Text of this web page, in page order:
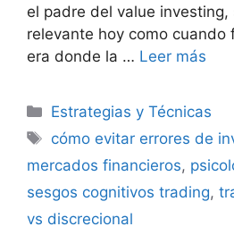
el padre del value
relevante hoy como cuando
era donde la … Leer más
Categorías
Estrategias y Técnicas
Etiquetas
cómo evitar errores de
mercados financieros,
sesgos cognitivos trading,
vs discrecional